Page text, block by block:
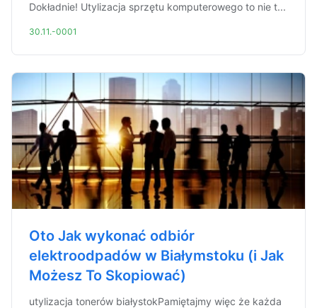
Dokładnie! Utylizacja sprzętu komputerowego to nie t...
30.11.-0001
Oto Jak wykonać odbiór
elektroodpadów w Białymstoku (i Jak
Możesz To Skopiować)
utylizacja tonerów białystokPamiętajmy więc że każda